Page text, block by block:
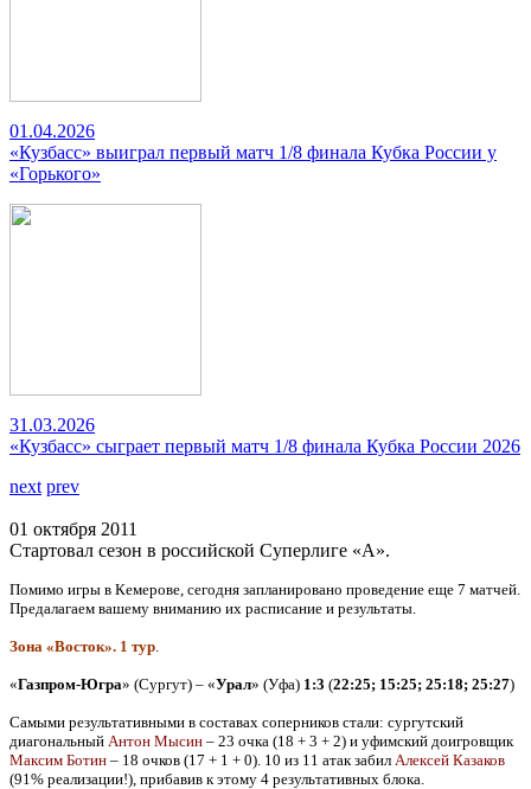
01.04.2026
«Кузбасс» выиграл первый матч 1/8 финала Кубка России у
«Горького»
31.03.2026
«Кузбасс» сыграет первый матч 1/8 финала Кубка России 2026
next prev
01 октября 2011
Стартовал сезон в российской Суперлиге «А».
Помимо игры в Кемерове, сегодня запланировано проведение еще 7 матчей.
Предалагаем вашему вниманию их расписание и результаты.
Зона «Восток». 1 тур.
«Газпром-Югра» (Сургут) – «Урал» (Уфа) 1:3 (22:25; 15:25; 25:18; 25:27)
Самыми результативными в составах соперников стали: сургутский
диагональный Антон Мысин – 23 очка (18 + 3 + 2) и уфимский доигровщик
Максим Ботин – 18 очков (17 + 1 + 0). 10 из 11 атак забил Алексей Казаков
(91% реализации!), прибавив к этому 4 результативных блока.